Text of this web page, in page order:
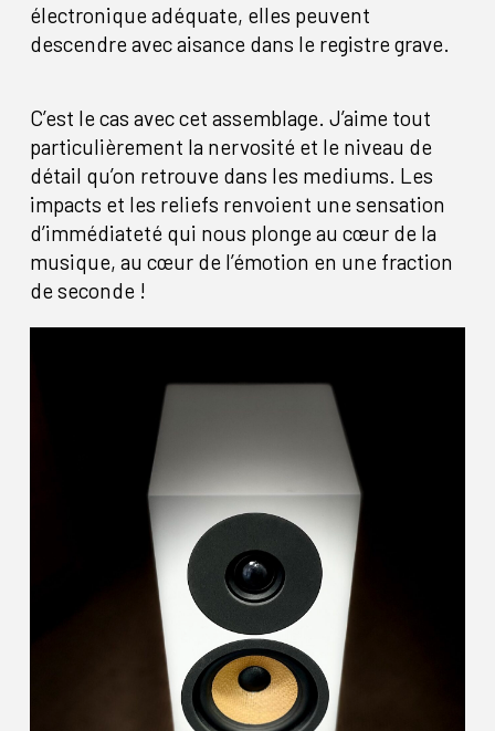
électronique adéquate, elles peuvent
descendre avec aisance dans le registre grave.
C’est le cas avec cet assemblage. J’aime tout
particulièrement la nervosité et le niveau de
détail qu’on retrouve dans les mediums. Les
impacts et les reliefs renvoient une sensation
d’immédiateté qui nous plonge au cœur de la
musique, au cœur de l’émotion en une fraction
de seconde !